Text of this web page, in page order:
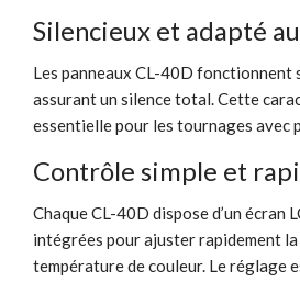
Silencieux et adapté
Les panneaux CL-40D fonctionnent
assurant un silence total. Cette
essentielle pour les tournages avec
Contrôle simple et
Chaque CL-40D dispose d’un écran
intégrées pour ajuster rapidement
température de couleur. Le réglage